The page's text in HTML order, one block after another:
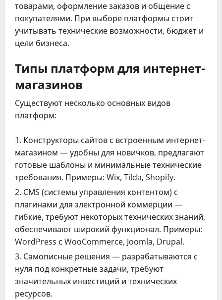
товарами, оформление заказов и общение с
покупателями. При выборе платформы стоит
учитывать технические возможности, бюджет и
цели бизнеса.
Типы платформ для интернет-
магазинов
Существуют несколько основных видов
платформ:
Конструкторы сайтов с встроенным интернет-
магазином — удобны для новичков, предлагают
готовые шаблоны и минимальные технические
требования. Примеры: Wix, Tilda, Shopify.
CMS (системы управления контентом) с
плагинами для электронной коммерции —
гибкие, требуют некоторых технических знаний,
обеспечивают широкий функционал. Примеры:
WordPress с WooCommerce, Joomla, Drupal.
Самописные решения — разрабатываются с
нуля под конкретные задачи, требуют
значительных инвестиций и технических
ресурсов.